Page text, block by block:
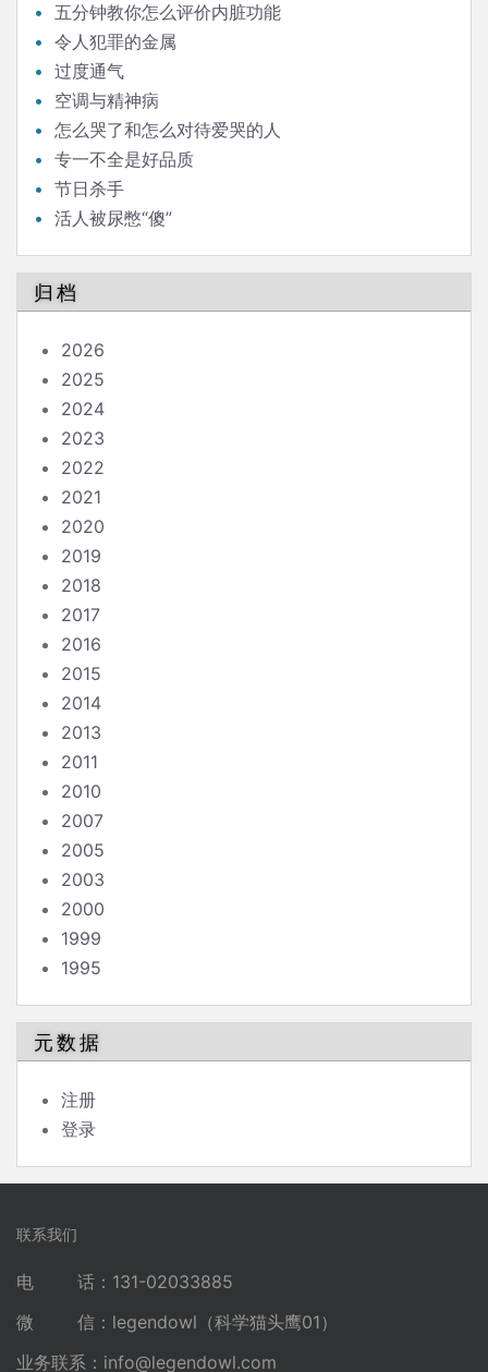
五分钟教你怎么评价内脏功能
令人犯罪的金属
过度通气
空调与精神病
怎么哭了和怎么对待爱哭的人
专一不全是好品质
节日杀手
活人被尿憋“傻”
归档
2026
2025
2024
2023
2022
2021
2020
2019
2018
2017
2016
2015
2014
2013
2011
2010
2007
2005
2003
2000
1999
1995
元数据
注册
登录
联系我们
电 话：131-02033885
微 信：legendowl（科学猫头鹰01）
业务联系： info@legendowl.com